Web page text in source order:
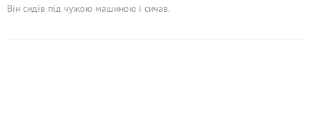
Він сидів під чужою машиною і сичав.